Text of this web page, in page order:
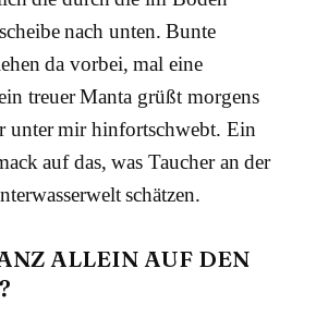
nach unten. Bunte
da vorbei, mal eine
treuer Manta grüßt morgens
unter mir hinfortschwebt. Ein
auf das, was Taucher an der
schätzen.
ALLEIN AUF DEN